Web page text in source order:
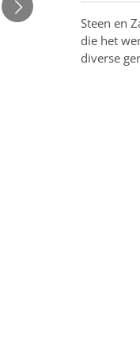
Steen en
die het
diverse